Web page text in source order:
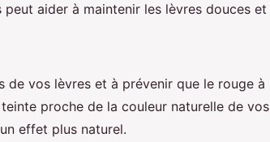
peut aider à maintenir les lèvres douces et
vos lèvres et à prévenir que le rouge à
proche de la couleur naturelle de vos
effet plus naturel.